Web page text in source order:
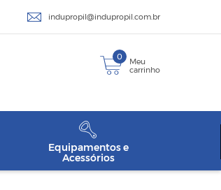
indupropil@indupropil.com.br
0
Meu
carrinho
Equipamentos e
Acessórios